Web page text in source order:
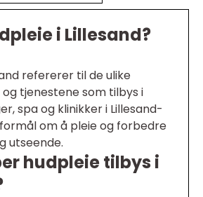
i Lillesand?
refererer til de ulike
tjenestene som tilbys i
spa og klinikker i Lillesand-
om å pleie og forbedre
utseende.
hudpleie tilbys i